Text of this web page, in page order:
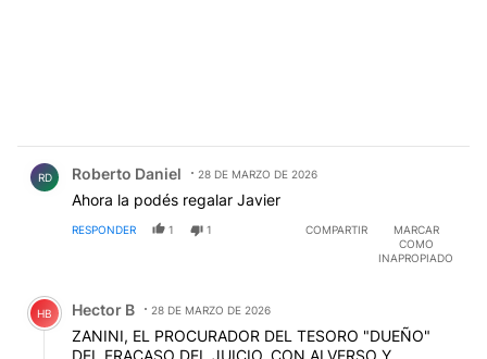
RD Roberto Daniel 28 DE MARZO DE 2026
Ahora la podés regalar Javier
RESPONDER 1 1 COMPARTIR
MARCAR
COMO
INAPROPIADO
Comentario de Hector B.
HB Hector B 28 DE MARZO DE 2026
ZANINI, EL PROCURADOR DEL TESORO "DUEÑO"
DEL FRACASO DEL JUICIO, CON ALVERSO Y